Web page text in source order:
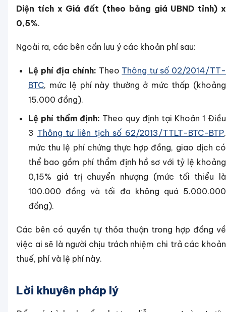
Diện tích x Giá đất (theo bảng giá UBND tỉnh) x
0,5%.
Ngoài ra, các bên cần lưu ý các khoản phí sau:
Lệ phí địa chính: Theo Thông tư số 02/2014/TT-
BTC, mức lệ phí này thường ở mức thấp (khoảng
15.000 đồng).
Lệ phí thẩm định: Theo quy định tại Khoản 1 Điều
3 Thông tư liên tịch số 62/2013/TTLT-BTC-BTP,
mức thu lệ phí chứng thực hợp đồng, giao dịch có
thể bao gồm phí thẩm định hồ sơ với tỷ lệ khoảng
0,15% giá trị chuyển nhượng (mức tối thiểu là
100.000 đồng và tối đa không quá 5.000.000
đồng).
Các bên có quyền tự thỏa thuận trong hợp đồng về
việc ai sẽ là người chịu trách nhiệm chi trả các khoản
thuế, phí và lệ phí này.
Lời khuyên pháp lý